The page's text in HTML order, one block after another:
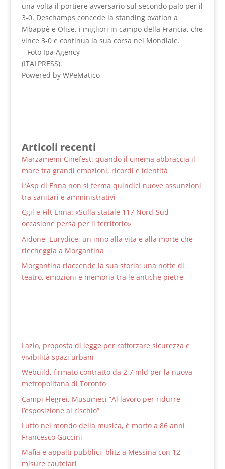
una volta il portiere avversario sul secondo palo per il
3-0. Deschamps concede la standing ovation a
Mbappè e Olise, i migliori in campo della Francia, che
vince 3-0 e continua la sua corsa nel Mondiale.
– Foto Ipa Agency –
(ITALPRESS).
Powered by WPeMatico
Articoli recenti
Marzamemi Cinefest: quando il cinema abbraccia il
mare tra grandi emozioni, ricordi e identità
L’Asp di Enna non si ferma quindici nuove assunzioni
tra sanitari e amministrativi
Cgil e Filt Enna: «Sulla statale 117 Nord-Sud
occasione persa per il territorio»
Aidone, Eurydice, un inno alla vita e alla morte che
riecheggia a Morgantina
Morgantina riaccende la sua storia: una notte di
teatro, emozioni e memoria tra le antiche pietre
Lazio, proposta di legge per rafforzare sicurezza e
vivibilità spazi urbani
Webuild, firmato contratto da 2,7 mld per la nuova
metropolitana di Toronto
Campi Flegrei, Musumeci “Al lavoro per ridurre
l’esposizione al rischio”
Lutto nel mondo della musica, è morto a 86 anni
Francesco Guccini
Mafia e appalti pubblici, blitz a Messina con 12
misure cautelari